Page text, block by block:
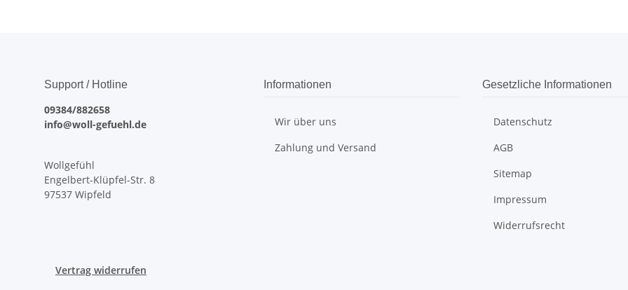
Support / Hotline
09384/882658
info@woll-gefuehl.de
Wollgefühl
Engelbert-Klüpfel-Str. 8
97537 Wipfeld
Informationen
Wir über uns
Zahlung und Versand
Gesetzliche Informationen
Datenschutz
AGB
Sitemap
Impressum
Widerrufsrecht
Vertrag widerrufen